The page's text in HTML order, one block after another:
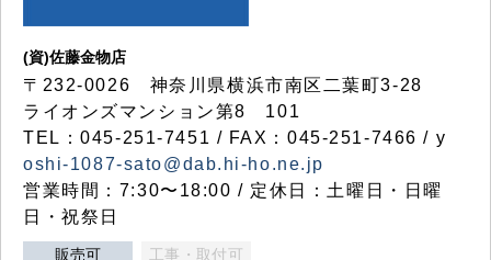
(資)佐藤金物店
〒232-0026 神奈川県横浜市南区二葉町3-28
ライオンズマンション第8 101
TEL：045-251-7451 / FAX：045-251-7466 / y
oshi-1087-sato@dab.hi-ho.ne.jp
営業時間：7:30〜18:00 / 定休日：土曜日・日曜
日・祝祭日
販売可 工事・取付可